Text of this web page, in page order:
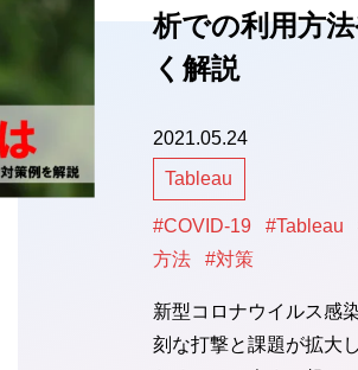
析での利用方
く解説
2021.05.24
Tableau
#COVID-19 #Tableau
方法
#対策
新型コロナウイルス感
刻な打撃と課題が拡大